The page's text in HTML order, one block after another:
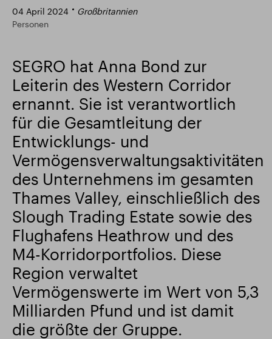
Intelligenter Park
04 April 2024
Großbritannien
Personen
SEGRO hat Anna Bond zur
Leiterin des Western Corridor
ernannt. Sie ist verantwortlich
für die Gesamtleitung der
Entwicklungs- und
Vermögensverwaltungsaktivitäten
des Unternehmens im gesamten
Thames Valley, einschließlich des
Slough Trading Estate sowie des
Flughafens Heathrow und des
M4-Korridorportfolios. Diese
Region verwaltet
Vermögenswerte im Wert von 5,3
Milliarden Pfund und ist damit
die größte der Gruppe.